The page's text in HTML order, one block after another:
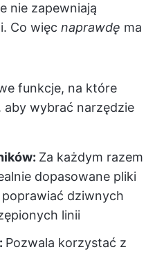
nie zapewniają
Co więc naprawdę ma
funkcje, na które
aby wybrać narzędzie
Za każdym razem
dopasowane pliki
poprawiać dziwnych
linii
Pozwala korzystać z